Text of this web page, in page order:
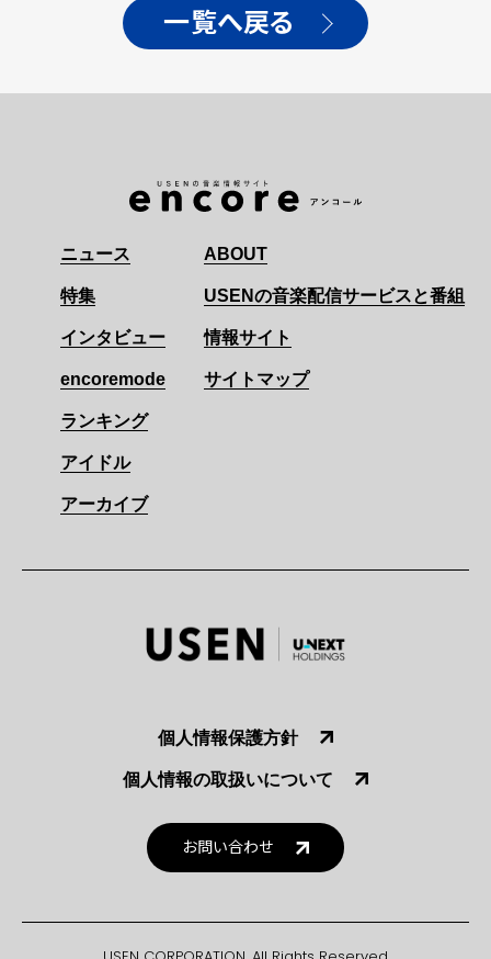
一覧へ戻る
ニュース
特集
インタビュー
encoremode
ランキング
アイドル
アーカイブ
ABOUT
USENの音楽配信サービスと番組
情報サイト
サイトマップ
個人情報保護方針
個人情報の取扱いについて
お問い合わせ